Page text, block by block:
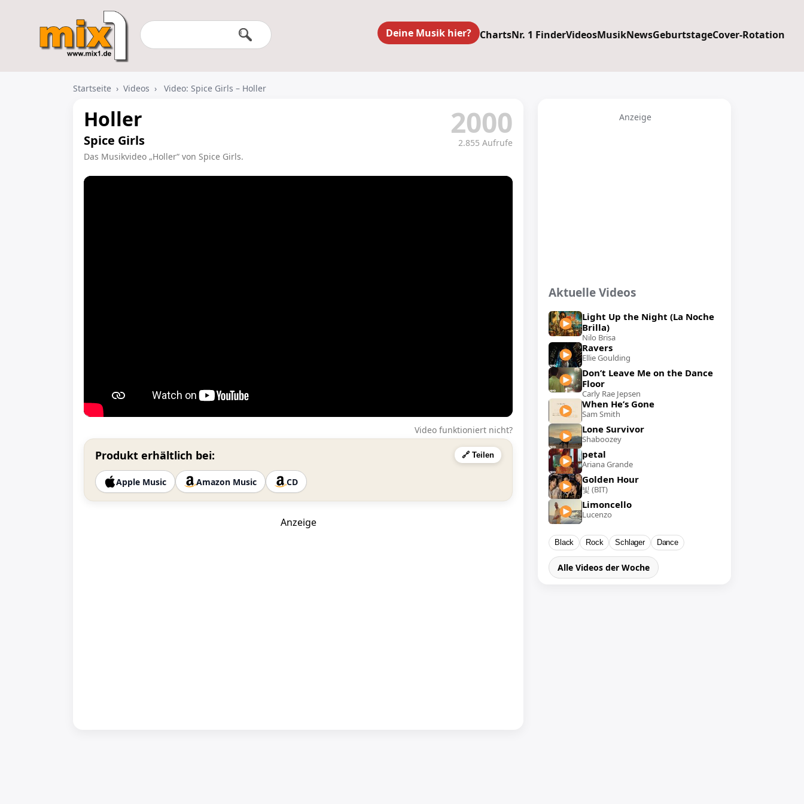
Deine Musik hier? ChartsNr. 1 FinderVideosMusikNewsGeburtstageCover-Rotation
Startseite › Videos › Video: Spice Girls – Holler
Holler
Spice Girls
Das Musikvideo „Holler“ von Spice Girls.
2000
2.855 Aufrufe
Video funktioniert nicht?
Produkt erhältlich bei: 🔗 Teilen
Apple Music Amazon Music CD
Anzeige
Anzeige
Aktuelle Videos
Light Up the Night (La Noche
Brilla)
Nilo Brisa
Ravers
Ellie Goulding
Don’t Leave Me on the Dance
Floor
Carly Rae Jepsen
When He’s Gone
Sam Smith
Lone Survivor
Shaboozey
petal
Ariana Grande
Golden Hour
빛 (BIT)
Limoncello
Lucenzo
Black Rock Schlager Dance
Alle Videos der Woche